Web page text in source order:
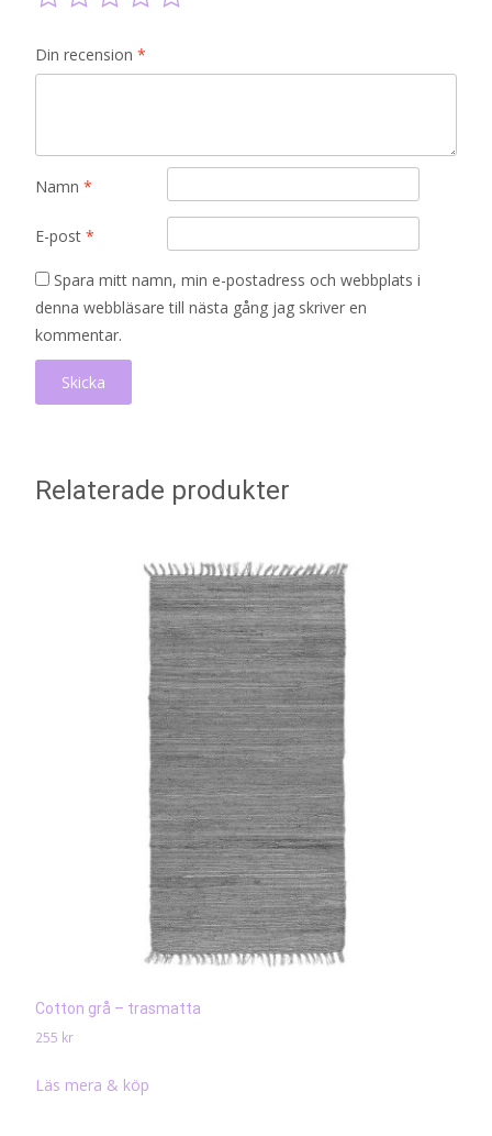
Din recension *
Namn *
E-post *
Spara mitt namn, min e-postadress och webbplats i
denna webbläsare till nästa gång jag skriver en
kommentar.
Relaterade produkter
Cotton grå – trasmatta
255 kr
Läs mera & köp